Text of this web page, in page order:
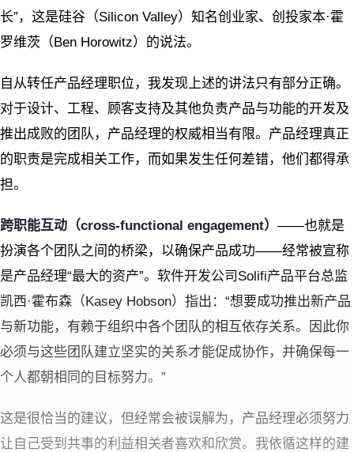
长”，这是硅谷（Silicon Valley）知名创业家、创投家本·霍
罗维茨（Ben Horowitz）的说法。
自从转任产品经理职位，我发现上述的讲法只有部分正确。
对于设计、工程、顾客支持及其他负责产品与功能的开发及
推出成败的团队，产品经理的权威相当有限。产品经理真正
的职责是完成相关工作，而如果发生任何差错，他们都得承
担。
跨职能互动（cross-functional engagement） ——也就是
扮演各个团队之间的桥梁，以确保产品成功——经常被宣称
是产品经理“最大的资产”。软件开发公司Solifi产品平台总监
凯西·霍布森（Kasey Hobson）指出：“想要成功推出新产品
与新功能，有赖于组织中各个团队的相互依存关系。因此你
必须与这些团队建立坚实的关系才能促成协作，并确保每一
个人都朝相同的目标努力。”
这是很恰当的建议，但经常会被误解为，产品经理必须努力
让自己受到共事的利益相关者喜欢和欣赏。我依循这样的建